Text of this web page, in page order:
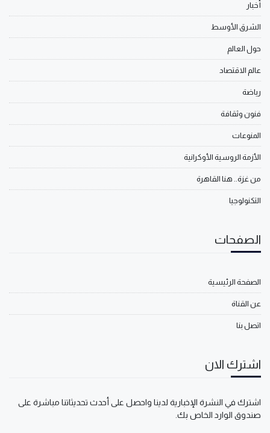
أخبار
الشرق الأوسط
حول العالم
عالم الاقتصاد
رياضة
فنون وثقافة
المنوعات
الأزمة الروسية الأوكرانية
من غزة.. هنا القاهرة
التكنولوجيا
الصفحات
الصفحة الرئيسية
عن القناة
اتصل بنا
اشترك الان
اشترك في النشرة الإخبارية لدينا واحصل على أحدث تحديثاتنا مباشرة على
صندوق الوارد الخاص بك.